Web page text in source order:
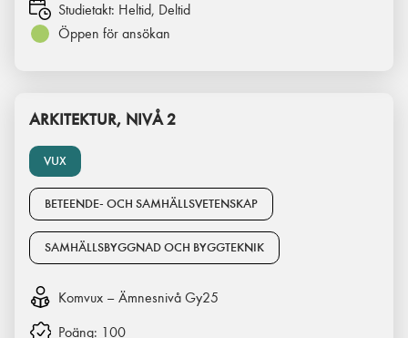
Studietakt: Heltid, Deltid
Öppen för ansökan
VUX
ARKITEKTUR, NIVÅ 2
BETEENDE- OCH SAMHÄLLSVETENSKAP
SAMHÄLLSBYGGNAD OCH BYGGTEKNIK
Komvux – Ämnesnivå Gy25
Poäng: 100